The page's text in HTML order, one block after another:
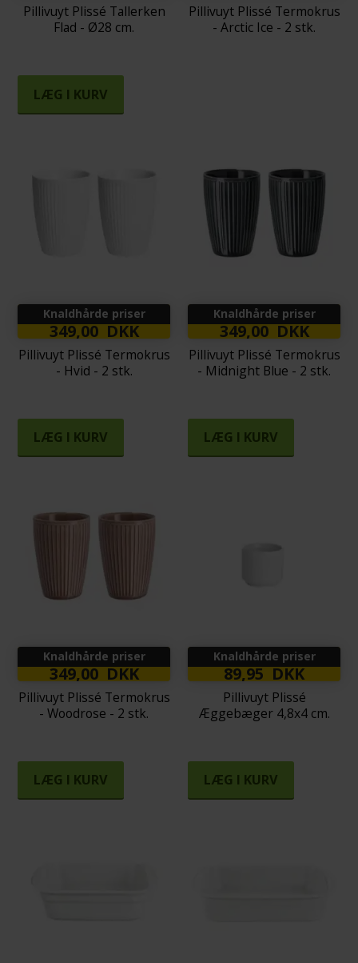
Pillivuyt Plissé Tallerken
Flad - Ø28 cm.
LÆG I KURV
Pillivuyt Plissé Termokrus
- Arctic Ice - 2 stk.
Knaldhårde priser
349,00 DKK
Pillivuyt Plissé Termokrus
- Hvid - 2 stk.
LÆG I KURV
Knaldhårde priser
349,00 DKK
Pillivuyt Plissé Termokrus
- Midnight Blue - 2 stk.
LÆG I KURV
Knaldhårde priser
349,00 DKK
Pillivuyt Plissé Termokrus
- Woodrose - 2 stk.
LÆG I KURV
Knaldhårde priser
89,95 DKK
Pillivuyt Plissé
Æggebæger 4,8x4 cm.
LÆG I KURV